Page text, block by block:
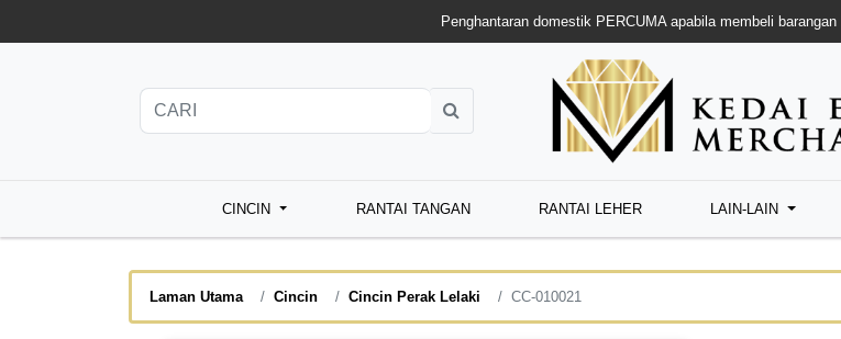
Penghantaran domestik PERCUMA apabila membeli
CINCIN RANTAI TANGAN RANTAI LEHER LAIN-LAIN
Laman Utama Cincin Cincin Perak Lelaki CC-010021